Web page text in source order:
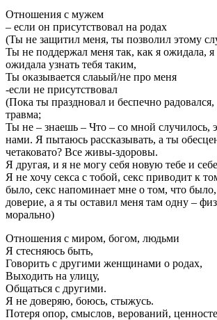
Отношения с мужем
– если он присутствовал на родах
(Ты не защитил меня, ты позволил этому
Ты не поддержал меня так, как я ожидала,
ожидала узнать тебя таким,
Ты оказывается слаьый/не про меня
-если не присутствовал
(Пока ты праздновал и беспечно
травма;
Ты не – знаешь – Что – со мной случилось,
нами. Я пытаюсь рассказывать, а ты
четаковато? Все живы-здоровы.
Я другая, и я не могу себя новую тебе и
Я не хочу секса с тобой, секс приводит к
было, секс напоминает мне о том, что
доверие, а я ты оставил меня там одну –
морально)
Отношения с миром, богом, людьми
Я стесняюсь быть,
Говорить с другими женщинами о родах,
Выходить на улицу,
Общаться с другими.
Я не доверяю, боюсь, стыжусь.
Потеря опор, смыслов, верований,